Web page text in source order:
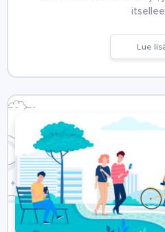
Lue